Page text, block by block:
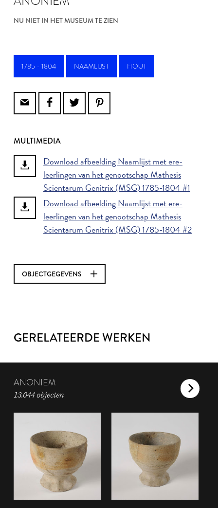
NU NIET IN HET MUSEUM TE ZIEN
1785 - 1804 NAAMLIJST HOUT
MULTIMEDIA
Download afbeelding Naamlijst met ere-
leerlingen van het genootschap Mathesis
Scientarum Genitrix (MSG) 1785-1804 #1
Download afbeelding Naamlijst met ere-
leerlingen van het genootschap Mathesis
Scientarum Genitrix (MSG) 1785-1804 #2
OBJECTGEGEVENS
GERELATEERDE WERKEN
ANONIEM
13.044 objecten